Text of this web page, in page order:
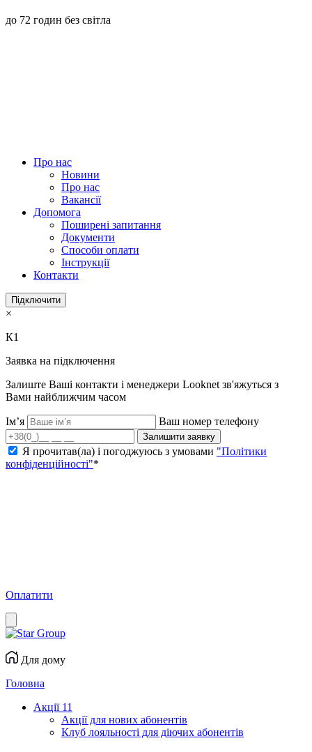
до 72 годин без світла
Про нас
Новини
Про нас
Вакансії
Допомога
Поширені запитання
Документи
Способи оплати
Інструкції
Контакти
Підключити
×
К1
Заявка на підключення
Залиште Ваші контакти і менеджери Looknet зв'яжуться з
Вами найближчим часом
Ім’я Ваш номер телефону
Залишити заявку
Я прочитав(ла) і погоджуюсь з умовами "Політики
конфіденційності"*
Оплатити
Для дому
Головна
Акції 11
Акції для нових абонентів
Клуб лояльності для діючих абонентів